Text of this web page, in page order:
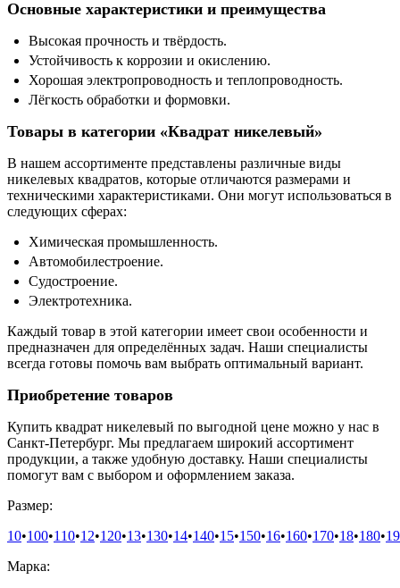
Основные характеристики и преимущества
Высокая прочность и твёрдость.
Устойчивость к коррозии и окислению.
Хорошая электропроводность и теплопроводность.
Лёгкость обработки и формовки.
Товары в категории «Квадрат никелевый»
В нашем ассортименте представлены различные виды
никелевых квадратов, которые отличаются размерами и
техническими характеристиками. Они могут использоваться в
следующих сферах:
Химическая промышленность.
Автомобилестроение.
Судостроение.
Электротехника.
Каждый товар в этой категории имеет свои особенности и
предназначен для определённых задач. Наши специалисты
всегда готовы помочь вам выбрать оптимальный вариант.
Приобретение товаров
Купить квадрат никелевый по выгодной цене можно у нас в
Санкт-Петербург. Мы предлагаем широкий ассортимент
продукции, а также удобную доставку. Наши специалисты
помогут вам с выбором и оформлением заказа.
Размер:
10•100•110•12•120•13•130•14•140•15•150•16•160•170•18•180•
Марка: